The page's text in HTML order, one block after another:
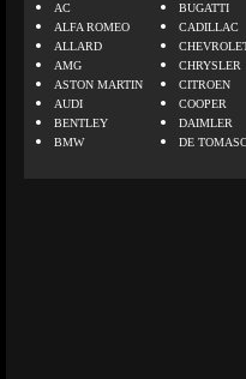
AC
ALFA ROMEO
ALLARD
AMG
ASTON MARTIN
AUDI
BENTLEY
BMW
BUGATTI
CADILLAC
CHRYSLER
CITROEN
COOPER
DAIMLER
DE